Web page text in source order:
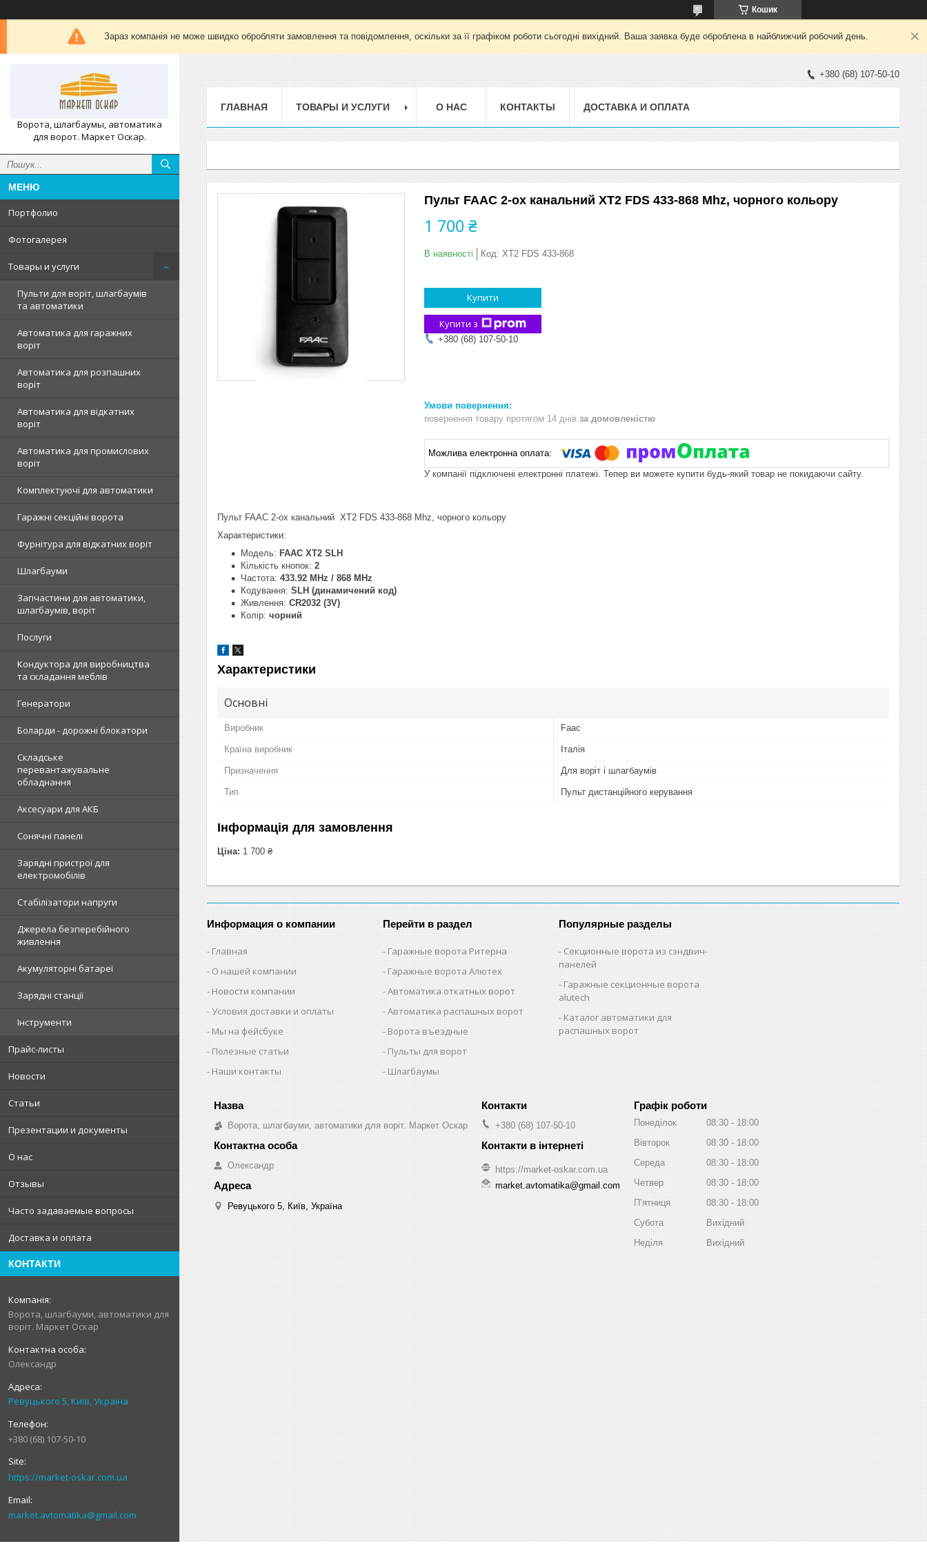
Кошик
Зараз компанія не може швидко обробляти замовлення та повідомлення, оскільки за її графіком роботи сьогодні вихідний. Ваша заявка буде оброблена в найближчий робочий день.
Ворота, шлагбаумы, автоматика
для ворот. Маркет Оскар.
Портфолио
Фотогалерея
Товары и услуги
Пульти для воріт, шлагбаумів
та автоматики
Автоматика для гаражних
воріт
Автоматика для розпашних
воріт
Автоматика для відкатних
воріт
Автоматика для промислових
воріт
Комплектуючі для автоматики
Гаражні секційні ворота
Фурнітура для відкатних воріт
Шлагбауми
Запчастини для автоматики,
шлагбаумів, воріт
Послуги
Кондуктора для виробництва
та складання меблів
Генератори
Боларди - дорожні блокатори
Складське
перевантажувальне
обладнання
Аксесуари для АКБ
Сонячні панелі
Зарядні пристрої для
електромобілів
Стабілізатори напруги
Джерела безперебійного
живлення
Акумуляторні батареї
Зарядні станції
Інструменти
Прайс-листы
Новости
Статьи
Презентации и документы
О нас
Отзывы
Часто задаваемые вопросы
Доставка и оплата
КОНТАКТИ
Ворота, шлагбауми, автоматики для
воріт. Маркет Оскар
Олександр
Ревуцького 5, Київ, Україна
+380 (68) 107-50-10
https://market-oskar.com.ua
market.avtomatika@gmail.com
+380 (68) 107-50-10
ГЛАВНАЯ ТОВАРЫ И УСЛУГИ О НАС КОНТАКТЫ ДОСТАВКА И ОПЛАТА
Пульт FAAC 2-ох канальний XT2 FDS 433-868 Mhz, чорного кольору
1 700 ₴
В наявності Код: XT2 FDS 433-868
Купити
Купити з
+380 (68) 107-50-10
повернення товару протягом 14 днів за домовленістю
У компанії підключені електронні платежі. Тепер ви можете купити будь-який товар не покидаючи сайту.
Пульт FAAC 2-ох канальний XT2 FDS 433-868 Mhz, чорного кольору
Характеристики:
Модель: FAAC XT2 SLH
Кількість кнопок: 2
Частота: 433.92 MHz / 868 MHz
Кодування: SLH (динамичений код)
Живлення: CR2032 (3V)
Колір: чорний
Характеристики
Основні
Виробник Faac
Країна виробник Італія
Призначення Для воріт і шлагбаумів
Тип Пульт дистанційного керування
Інформація для замовлення
Ціна: 1 700 ₴
Информация о компании
Главная
О нашей компании
Новости компании
Условия доставки и оплаты
Мы на фейсбуке
Полезные статьи
Наши контакты
Перейти в раздел
Гаражные ворота Ритерна
Гаражные ворота Алютех
Автоматика откатных ворот
Автоматика распашных ворот
Ворота въездные
Пульты для ворот
Шлагбаумы
Популярные разделы
Секционные ворота из сэндвич-
панелей
Гаражные секционные ворота
alutech
Каталог автоматики для
распашных ворот
Ворота, шлагбауми, автоматики для воріт. Маркет Оскар
Олександр
Ревуцького 5, Київ, Україна
+380 (68) 107-50-10
https://market-oskar.com.ua
market.avtomatika@gmail.com
Графік роботи
Понеділок 08:30
18:00
Вівторок
08:30
18:00
Середа
08:30
18:00
Четвер
08:30
18:00
Пʼятниця
08:30
18:00
Субота
Вихідний
Неділя
Вихідний